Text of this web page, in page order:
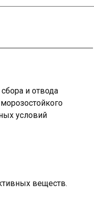
и отвода
условий
веществ.